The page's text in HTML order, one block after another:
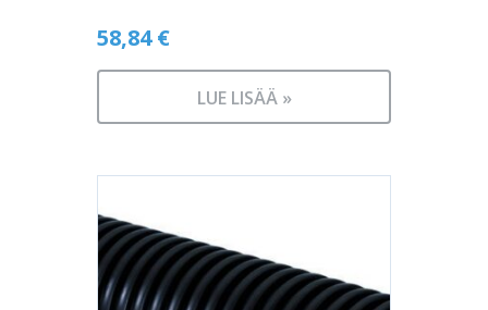
58,84€
LUE LISÄÄ »